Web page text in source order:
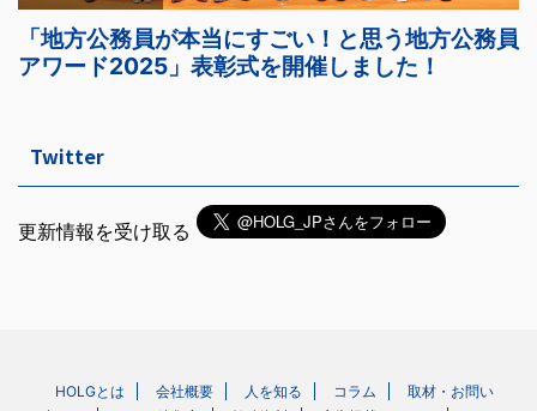
Twitter
更新情報を受け取る
HOLGとは 会社概要 人を知る コラム
取材・お問い